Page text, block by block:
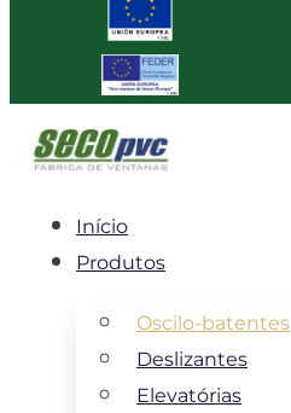
Início
Produtos
Oscilo-batentes
Deslizantes
Elevatórias